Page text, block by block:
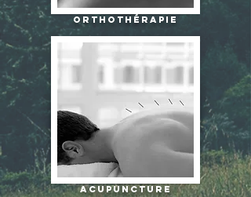
orthothérapie
acupuncture